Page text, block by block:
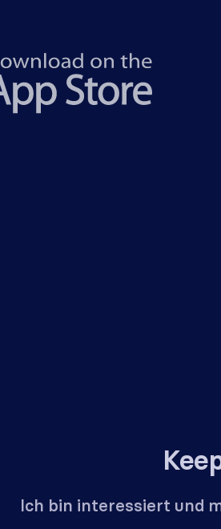
Ich bin interessiert und